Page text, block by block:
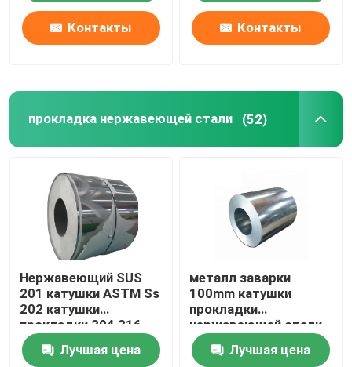
Контакты Контакты
прокладка нержавеющей стали (52)
Нержавеющий SUS
201 катушки ASTM Ss
202 катушки
прокладки 304 316
316L 410 430
Лучшая цена
металл заварки
100mm катушки
прокладки
нержавеющей стали
304N 310S
Лучшая цена